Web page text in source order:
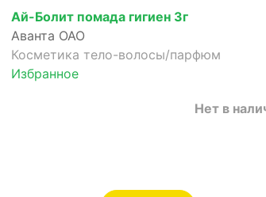
Ай-Болит помада гигиен 3г
Аванта ОАО
Косметика тело-волосы/парфюм
Избранное
Нет в